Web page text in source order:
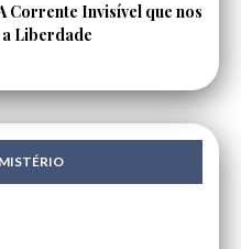
Corrente Invisível que nos
a Liberdade